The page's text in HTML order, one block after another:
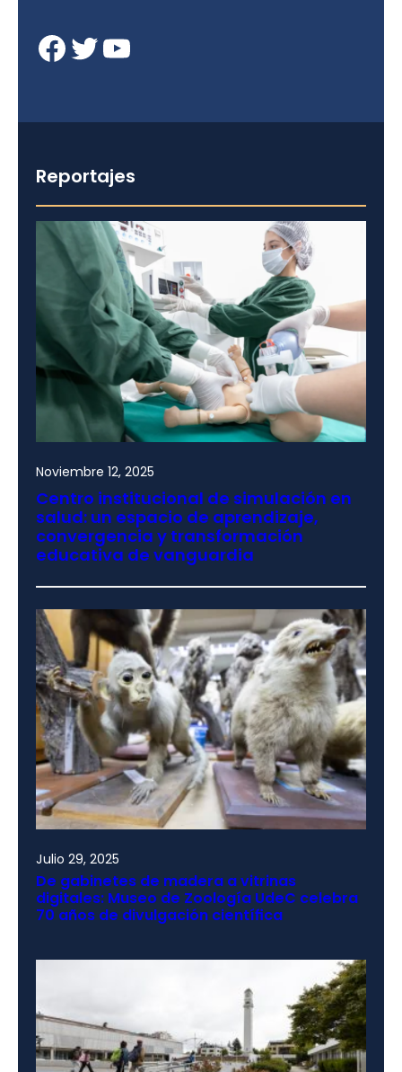
Facebook Twitter YouTube
Reportajes
Noviembre 12, 2025
Centro institucional de simulación en
salud: un espacio de aprendizaje,
convergencia y transformación
educativa de vanguardia
Julio 29, 2025
De gabinetes de madera a vitrinas
digitales: Museo de Zoología UdeC celebra
70 años de divulgación científica